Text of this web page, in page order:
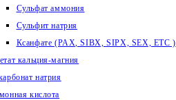
Сульфат аммония
Сульфит натрия
Ксанфате (PAX, SIBX, SIPX, SEX, ETC )
кальция-магния
натрия
кислота